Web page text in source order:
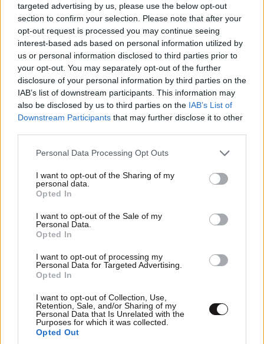
targeted advertising by us, please use the below opt-out
section to confirm your selection. Please note that after your
opt-out request is processed you may continue seeing
interest-based ads based on personal information utilized by
us or personal information disclosed to third parties prior to
your opt-out. You may separately opt-out of the further
disclosure of your personal information by third parties on the
IAB’s list of downstream participants. This information may
also be disclosed by us to third parties on the IAB’s List of
Downstream Participants that may further disclose it to other
Please note that this website/app uses one or more Google
not limited to your visit or usage behaviour. You may click to
grant or deny consent to Google and its third-party tags to
use your data for below specified purposes in below Google
consent section.
Personal Data Processing Opt Outs
I want to opt-out of the Sharing of my
personal data.
Opted In
I want to opt-out of the Sale of my
Personal Data.
Opted In
I want to opt-out of processing my
Personal Data for Targeted Advertising.
Opted In
I want to opt-out of Collection, Use,
Retention, Sale, and/or Sharing of my
Personal Data that Is Unrelated with the
Purposes for which it was collected.
Opted Out
Facebook και Instagram στο εδώλιο: Νέα
δικαστική ήττα για τη Meta με αποζημιώσεις
που αγγίζουν το 1 δισ. δολάρια
Δημιούργησαν βακτηριοφάγους ιούς με
τεχνητή νοημοσύνη: Υπόσχονται θεραπείες
αλλά προκαλούν τρόμο για ζητήματα